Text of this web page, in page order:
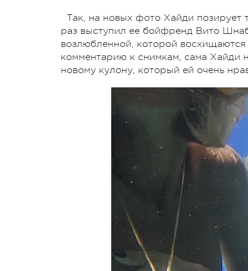
Так, на новых фото Хайди позирует
раз выступил ее бойфренд Вито
возлюбленной, которой
комментарию к снимкам, сама Хайди
новому кулону, который ей очень